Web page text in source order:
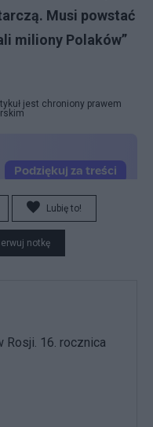
Musi powstać
miliony Polaków”
jest chroniony prawem
Lubię to!
notkę
Rosji. 16. rocznica